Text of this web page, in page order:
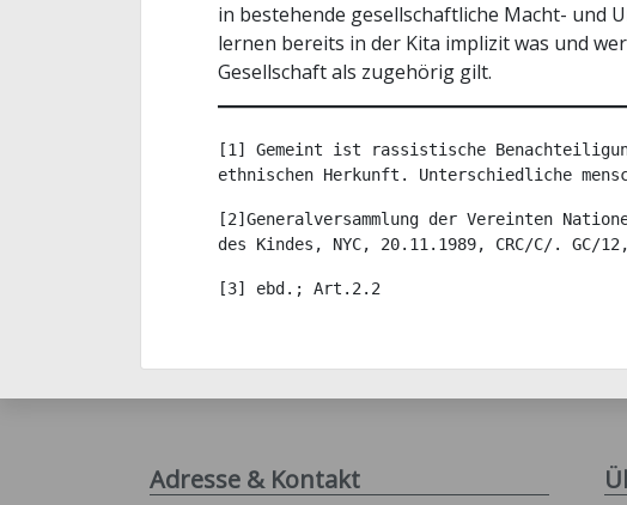
in bestehende gesellschaftliche Macht- und
lernen bereits in der Kita implizit was und
Gesellschaft als zugehörig gilt.
[1] Gemeint ist rassistische
ethnischen Herkunft. Unterschiedliche
[2]Generalversammlung der Vereinten
des Kindes, NYC, 20.11.1989, CRC/C/. GC/
[3] ebd.; Art.2.2
Adresse & Kontakt